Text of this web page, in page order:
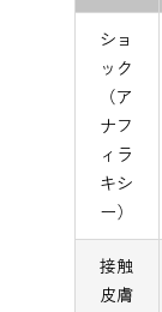
ショ
ック
（ア
ナフ
ィラ
キシ
ー）
接触
皮膚